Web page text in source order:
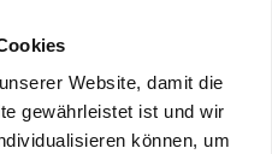
Website, damit die
gewährleistet ist und wir
können, um